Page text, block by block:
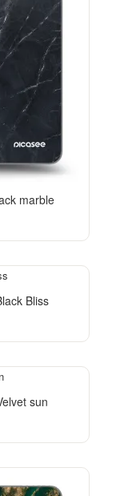
marble
Bliss
sun